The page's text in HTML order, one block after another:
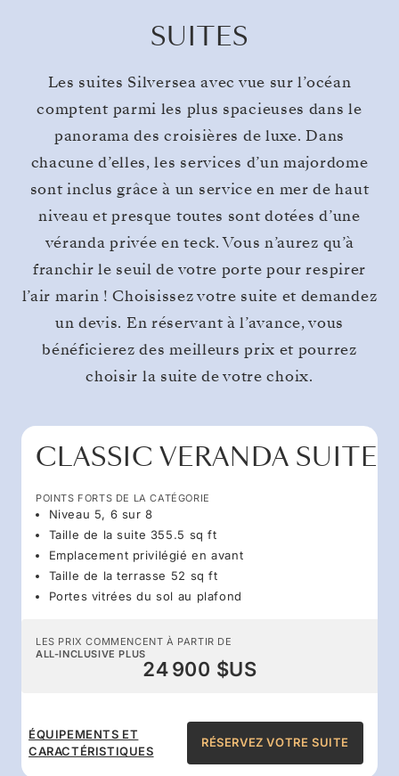
SUITES
Les suites Silversea avec vue sur l’océan
comptent parmi les plus spacieuses dans le
panorama des croisières de luxe. Dans
chacune d’elles, les services d’un majordome
sont inclus grâce à un service en mer de haut
niveau et presque toutes sont dotées d’une
véranda privée en teck. Vous n’aurez qu’à
franchir le seuil de votre porte pour respirer
l’air marin ! Choisissez votre suite et demandez
un devis. En réservant à l’avance, vous
bénéficierez des meilleurs prix et pourrez
choisir la suite de votre choix.
CLASSIC VERANDA SUITE
POINTS FORTS DE LA CATÉGORIE
Niveau 5, 6 sur 8
Taille de la suite 355.5 sq ft
Emplacement privilégié en avant
Taille de la terrasse 52 sq ft
Portes vitrées du sol au plafond
LES PRIX COMMENCENT À PARTIR DE
ALL-INCLUSIVE PLUS
24 900 $US
ÉQUIPEMENTS ET
CARACTÉRISTIQUES
RÉSERVEZ VOTRE SUITE